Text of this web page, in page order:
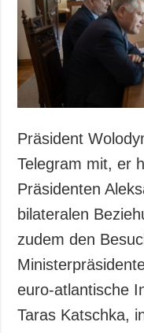
Präsident
Telegram mit, er
Präsidenten
bilateralen
zudem den
euro-atlantische
Taras Katschka,